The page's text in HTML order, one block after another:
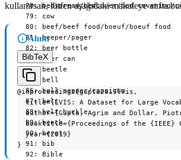
kullanırsan, lütfen aşağıdaki makaleye atıfta
Alıntı
BibTeX
@inproceedings{gupta2019lvis,
title={LVIS: A Dataset for Large
author={Gupta, Agrim and Dollar,
booktitle={Proceedings of the {IEEE}
  year={2019}
}